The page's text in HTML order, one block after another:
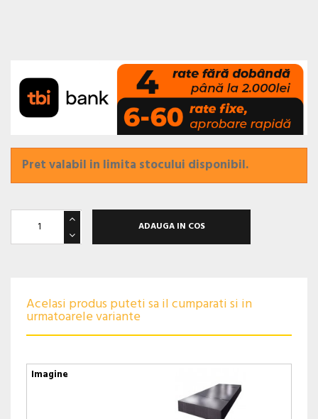
Pret valabil in limita stocului disponibil.
ADAUGA IN COS
Acelasi produs puteti sa il cumparati si in
urmatoarele variante